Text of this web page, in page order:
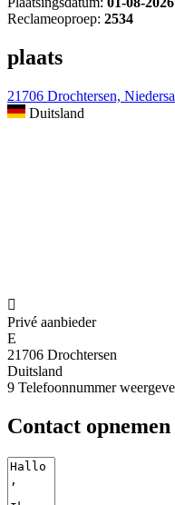
Reclameoproep: 2534
plaats
21706 Drochtersen,
Duitsland

Privé aanbieder
E
21706 Drochtersen
Duitsland
9 Telefoonnummer
Contact